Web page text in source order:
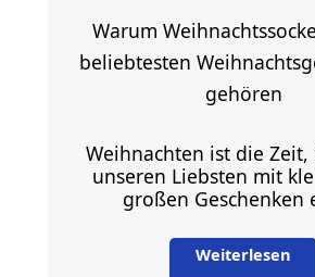
Warum
beliebtesten
gehören
Weihnachten ist die
unseren Liebsten mit
großen Geschenken
Weiterlesen